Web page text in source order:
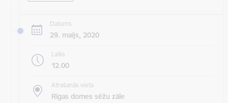
Datums
29. maijs, 2020
Laiks
12.00
Atrašanās vieta
Rīgas domes sēžu zāle